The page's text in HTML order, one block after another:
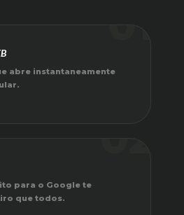
abre instantaneamente
para o Google te
que todos.